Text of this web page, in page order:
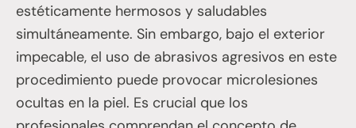
estéticamente hermosos y saludables
simultáneamente. Sin embargo, bajo el exterior
impecable, el uso de abrasivos agresivos en este
procedimiento puede provocar microlesiones
ocultas en la piel. Es crucial que los